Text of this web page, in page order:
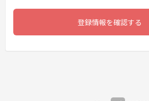
登録情報を確認する